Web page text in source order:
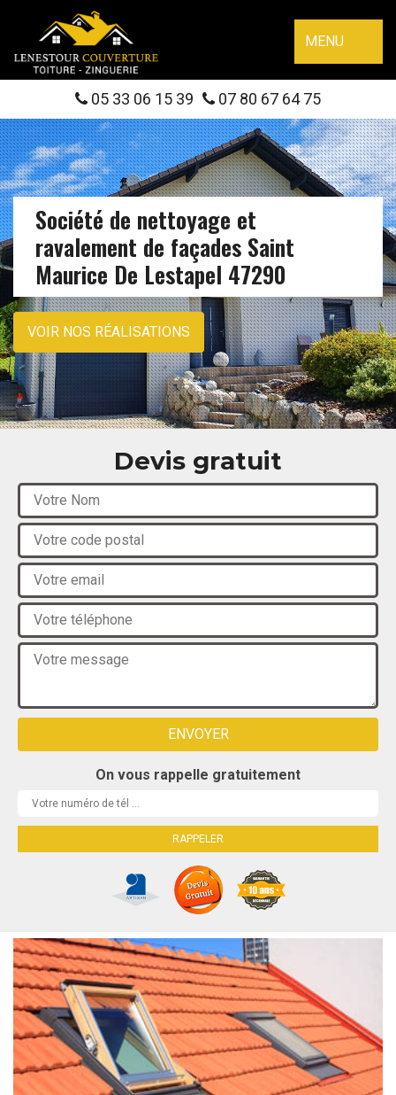
MENU
05 33 06 15 39 07 80 67 64 75
Société de nettoyage et
ravalement de façades Saint
Maurice De Lestapel 47290
VOIR NOS RÉALISATIONS
Devis gratuit
On vous rappelle gratuitement